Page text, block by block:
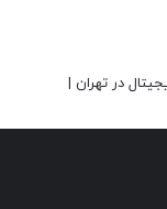
در تهران |